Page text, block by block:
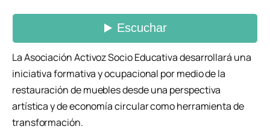
La Asociación Activoz Socio Educativa desarrollará una
iniciativa formativa y ocupacional por medio de la
restauración de muebles desde una perspectiva
artística y de economía circular como herramienta de
transformación.